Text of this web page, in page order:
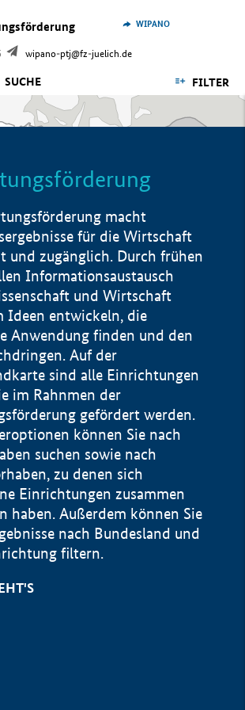
wipano-ptj@fz-juelich.de
WIPANO
SUCHE FILTER
macht
für die Wirtschaft
und zugänglich. Durch frühen
Informationsaustausch
und Wirtschaft
Ideen entwickeln, die
Anwendung finden und den
Auf der
sind alle Einrichtungen
im Rahnmen der
gefördert werden.
können Sie nach
suchen sowie nach
zu denen sich
Einrichtungen zusammen
haben. Außerdem können Sie
nach Bundesland und
filtern.